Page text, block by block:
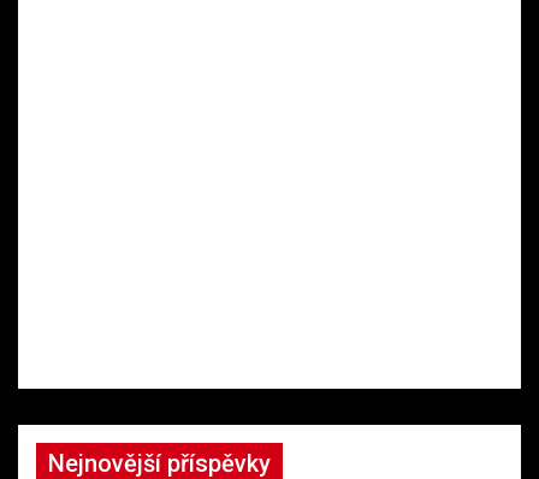
Nejnovější příspěvky